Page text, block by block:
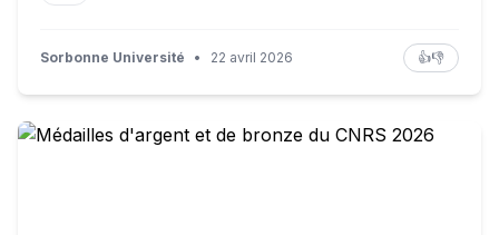
Sorbonne Université • 22 avril 2026 👍👎
Médailles d'argent et de bronze du CNRS 2026